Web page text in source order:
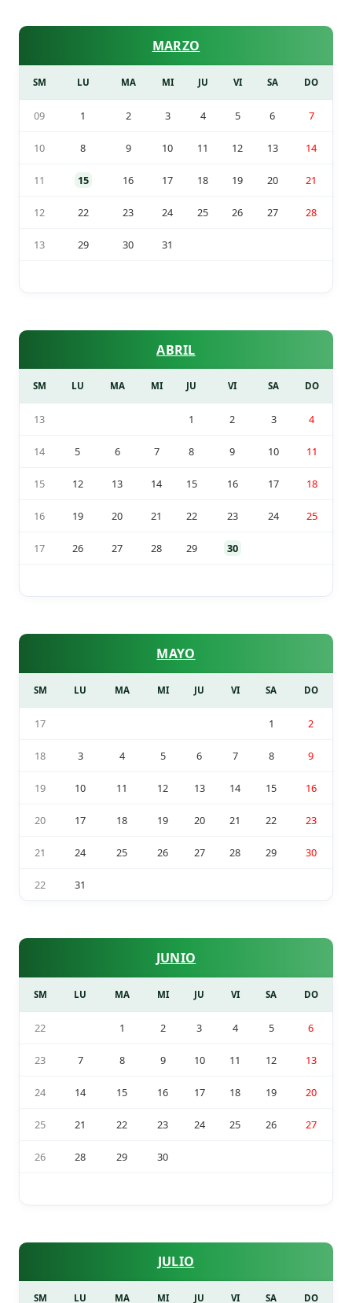
MARZO
SM LU MA MI JU VI SA DO
09 1 2 3 4 5 6 7
10 8 9 10 11 12 13 14
11 15 16 17 18 19 20 21
12 22 23 24 25 26 27 28
13 29 30 31
ABRIL
SM LU MA MI JU VI SA DO
13 1 2 3 4
14 5 6 7 8 9 10 11
15 12 13 14 15 16 17 18
16 19 20 21 22 23 24 25
17 26 27 28 29 30
MAYO
SM LU MA MI JU VI SA DO
17 1 2
18 3 4 5 6 7 8 9
19 10 11 12 13 14 15 16
20 17 18 19 20 21 22 23
21 24 25 26 27 28 29 30
22 31
JUNIO
SM LU MA MI JU VI SA DO
22 1 2 3 4 5 6
23 7 8 9 10 11 12 13
24 14 15 16 17 18 19 20
25 21 22 23 24 25 26 27
26 28 29 30
JULIO
SM LU MA MI JU VI SA DO